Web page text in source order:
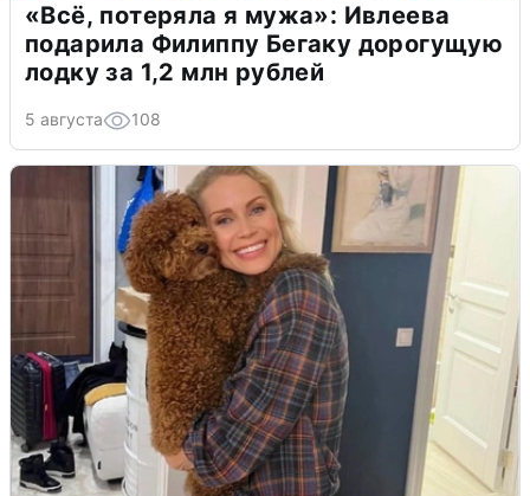
«Всё, потеряла я мужа»: Ивлеева
подарила Филиппу Бегаку дорогущую
лодку за 1,2 млн рублей
5 августа 108